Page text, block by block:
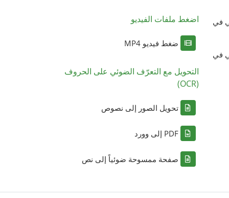
في
في
اضغط ملفات الفيديو
ضغط فيديو MP4
التحويل مع التعرّف الضوئي على الحروف
(OCR)
تحويل الصور إلى نصوص
PDF إلى وورد
صفحة ممسوحة ضوئياً إلى نص